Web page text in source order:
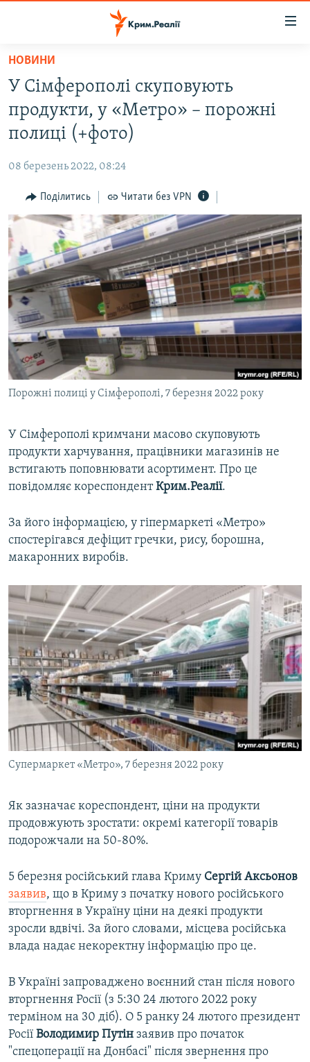
Перейти
основного
матеріалу
Перейти
до
основної
навігації
Перейти
до
пошуку
НОВИНИ
ВОДА.КРИМ
ВІДЕО ТА ФОТО
БЛОГИ
ПОГЛЯД
ІНТЕРВ'Ю
ВСЕ ЗА ДЕНЬ
СПЕЦПРОЕКТИ
ДЕПОРТАЦІЯ
ВІДЕОУРОКИ «ELIFBE»
СВІДЧЕННЯ ОКУПАЦІЇ
УКРАЇНСЬКА ПРОБЛЕМА КРИМУ
ІНФОГРАФІКА
ЯК ОБІЙТИ БЛОКУВАННЯ
Русский
Qırımtatar
ДОЛУЧАЙСЯ!
Усі сайти RFE/RL
НОВИНИ
У Сімферополі скуповують
продукти, у «Метро» – порожні
полиці (+фото)
08 березень 2022, 08:24
Поділитись Читати без VPN
Порожні полиці у Сімферополі, 7 березня 2022 року
У Сімферополі кримчани масово скуповують
продукти харчування, працівники магазинів не
встигають поповнювати асортимент. Про це
повідомляє кореспондентКрим.Реалії.
За його інформацією, у гіпермаркеті «Метро»
спостерігався дефіцит гречки, рису, борошна,
макаронних виробів.
Супермаркет «Метро», 7 березня 2022 року
Як зазначає кореспондент, ціни на продукти
продовжують зростати: окремі категорії товарів
подорожчали на 50-80%.
5 березня російський глава Криму Сергій Аксьонов
заявив, що в Криму з початку нового російського
вторгнення в Україну ціни на деякі продукти
зросли вдвічі. За його словами, місцева російська
влада надає некоректну інформацію про це.
В Україні запроваджено воєнний стан після нового
вторгнення Росії (з 5:30 24 лютого 2022 року
терміном на 30 діб). О 5 ранку 24 лютого президент
Росії Володимир Путін заявив про початок
"спецоперації на Донбасі" після звернення про